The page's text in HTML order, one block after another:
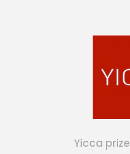
Yicca prize